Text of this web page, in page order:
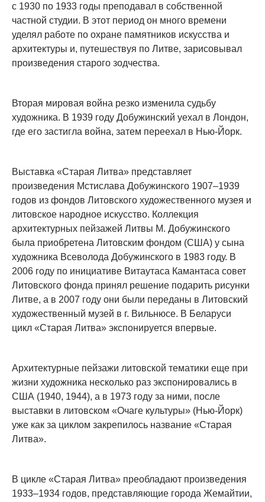
с 1930 по 1933 годы преподавал в собственной
частной студии. В этот период он много времени
уделял работе по охране памятников искусства и
архитектуры и, путешествуя по Литве, зарисовывал
произведения старого зодчества.
Вторая мировая война резко изменила судьбу
художника. В 1939 году Добужинский уехал в Лондон,
где его застигла война, затем переехал в Нью-Йорк.
Выставка «Старая Литва» представляет
произведения Мстислава Добужинского 1907–1939
годов из фондов Литовского художественного музея и
литовское народное искусство. Коллекция
архитектурных пейзажей Литвы М. Добужинского
была приобретена Литовским фондом (США) у сына
художника Всеволода Добужинского в 1983 году. В
2006 году по инициативе Витаутаса Камантаса совет
Литовского фонда принял решение подарить рисунки
Литве, а в 2007 году они были переданы в Литовский
художественный музей в г. Вильнюсе. В Беларуси
цикл «Старая Литва» экспонируется впервые.
Архитектурные пейзажи литовской тематики еще при
жизни художника несколько раз экспонировались в
США (1940, 1944), а в 1973 году за ними, после
выставки в литовском «Очаге культуры» (Нью-Йорк)
уже как за циклом закрепилось название «Старая
Литва».
В цикле «Старая Литва» преобладают произведения
1933–1934 годов, представляющие города Жемайтии,